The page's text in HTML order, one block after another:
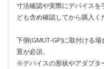
寸法確認や実際にデバイスを
ども含め確認してから購入く
下側(GMUT-GP)に取付ける
置が必須。
※デバイスの形状やアダプタ